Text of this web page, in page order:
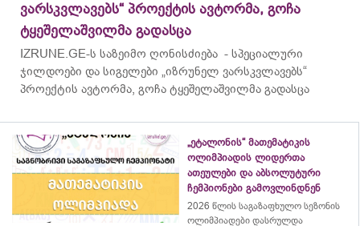
ვარსკვლავებს“ პროექტის ავტორმა, გოჩა
ტყეშელაშვილმა გადასცა
IZRUNE.GE-ს საზეიმო ღონისძიება - სპეციალური
ჯილდოები და სიგელები „იზრუნელ ვარსკვლავებს“
პროექტის ავტორმა, გოჩა ტყეშელაშვილმა გადასცა
„ეტალონის“ მათემატიკის
ოლიმპიადის ლიდერთა
ათეულები და აბსოლუტური
ჩემპიონები გამოვლინდნენ
2026 წლის საგაზაფხულო სეზონის
ოლიმპიადები დასრულდა